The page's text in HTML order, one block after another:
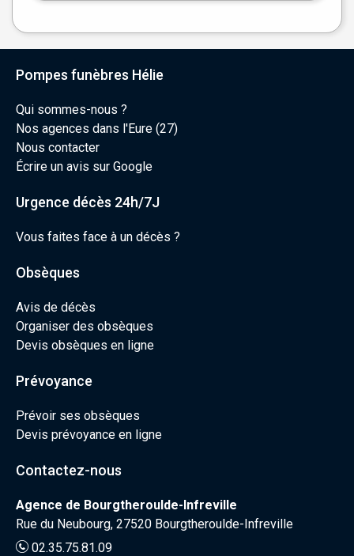
Pompes funèbres Hélie
Qui sommes-nous ?
Nos agences dans l'Eure (27)
Nous contacter
Écrire un avis sur Google
Urgence décès 24h/7J
Vous faites face à un décès ?
Obsèques
Avis de décès
Organiser des obsèques
Devis obsèques en ligne
Prévoyance
Prévoir ses obsèques
Devis prévoyance en ligne
Contactez-nous
Agence de Bourgtheroulde-Infreville
Rue du Neubourg, 27520 Bourgtheroulde-Infreville
02.35.75.81.09